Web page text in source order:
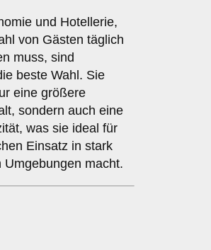
und Hotellerie,
von Gästen täglich
muss, sind
beste Wahl. Sie
eine größere
sondern auch eine
was sie ideal für
Einsatz in stark
Umgebungen macht.